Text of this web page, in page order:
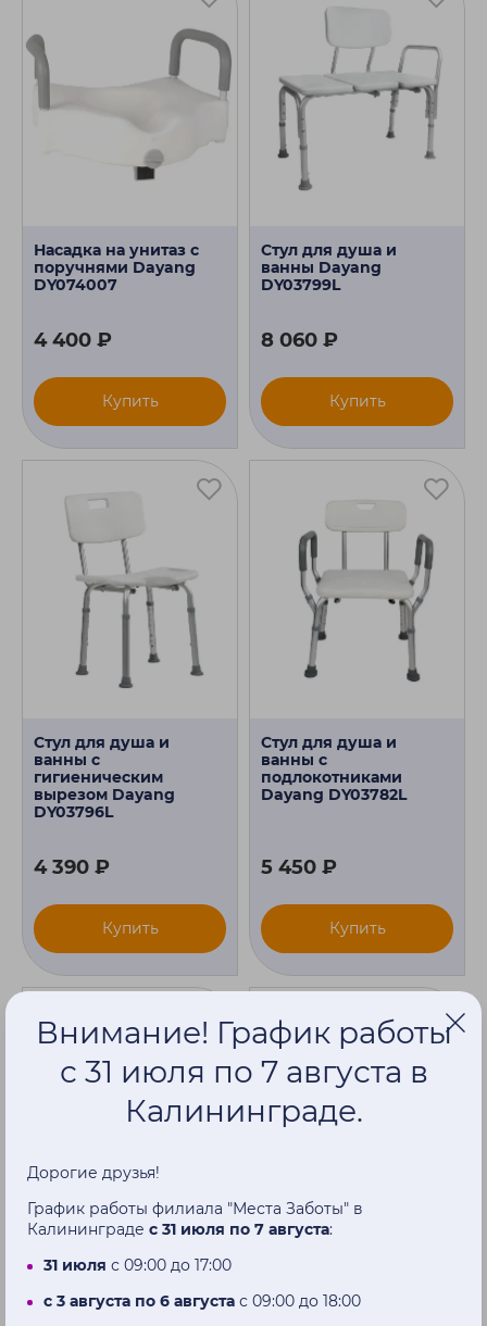
Насадка на унитаз с
поручнями Dayang
DY074007
4 400 ₽
Купить
Стул для душа и
ванны Dayang
DY03799L
8 060 ₽
Купить
Стул для душа и
ванны с
гигиеническим
вырезом Dayang
DY03796L
4 390 ₽
Купить
Стул для душа и
ванны с
подлокотниками
Dayang DY03782L
5 450 ₽
Купить
Стул с санитарным
DY02800
DY02810
Внимание! График работы
с 31 июля по 7 августа в
Калининграде.
Дорогие друзья!
График работы филиала "Места Заботы" в
Калининграде с 31 июля по 7 августа:
31 июля с 09:00 до 17:00
с 3 августа по 6 августа с 09:00 до 18:00